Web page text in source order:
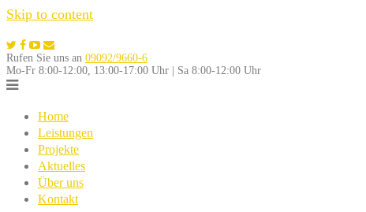
Skip to content
Rufen Sie uns an 09092/9660-6
Mo-Fr 8:00-12:00, 13:00-17:00 Uhr | Sa 8:00-12:00 Uhr
Home
Leistungen
Projekte
Aktuelles
Über uns
Kontakt